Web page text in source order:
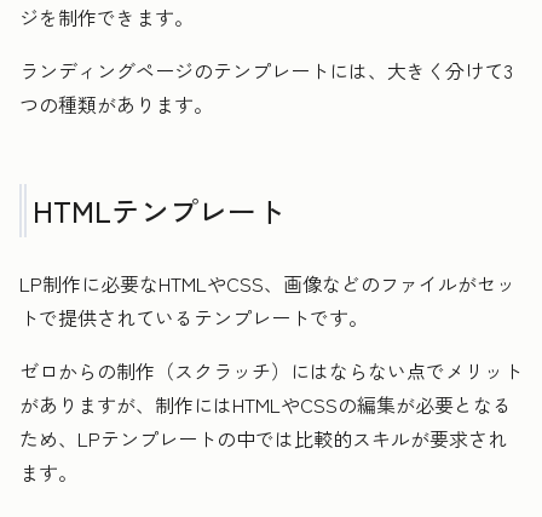
ジを制作できます。
ランディングページのテンプレートには、大きく分けて3
つの種類があります。
HTMLテンプレート
LP制作に必要なHTMLやCSS、画像などのファイルがセッ
トで提供されているテンプレートです。
ゼロからの制作（スクラッチ）にはならない点でメリット
がありますが、制作にはHTMLやCSSの編集が必要となる
ため、LPテンプレートの中では比較的スキルが要求され
ます。